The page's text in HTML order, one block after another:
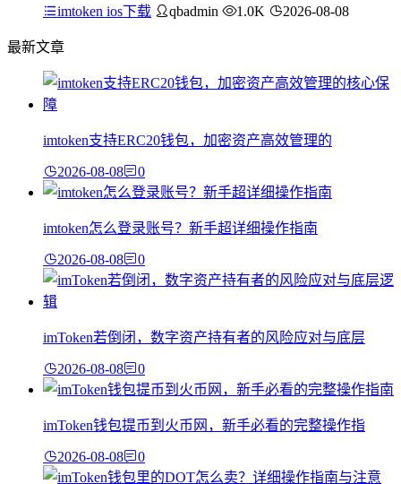
imtoken ios下载 qbadmin 1.0K 2026-08-08
最新文章
imtoken支持ERC20钱包，加密资产高效管理的
2026-08-08 0
imtoken怎么登录账号？新手超详细操作指南
2026-08-08 0
imToken若倒闭，数字资产持有者的风险应对与底层
2026-08-08 0
imToken钱包提币到火币网，新手必看的完整操作指
2026-08-08 0